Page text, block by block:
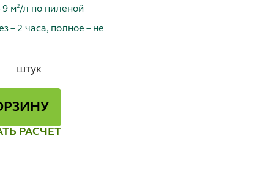
9 м²/л по пиленой
– 2 часа, полное – не
штук
РАСЧЕТ